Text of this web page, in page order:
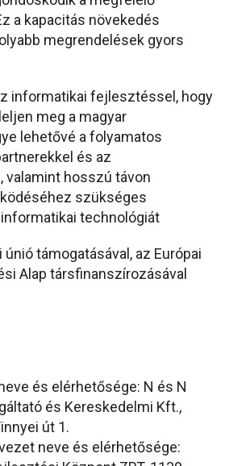
a kapacitás növekedés
megrendelések gyors
informatikai fejlesztéssel, hogy
meg a magyar
lehetővé a folyamatos
és az
valamint hosszú távon
szükséges
technológiát
támogatásával, az Európai
Alap társfinanszírozásával
és elérhetősége: N és N
és Kereskedelmi Kft.,
út 1.
neve és elérhetősége: